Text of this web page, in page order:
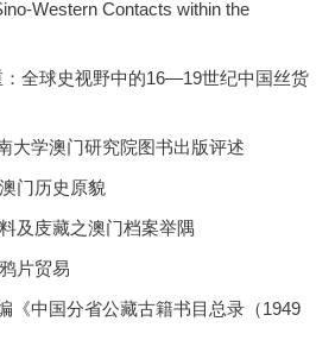
Western Contacts within the
全球史视野中的16—19世纪中国丝货
大学澳门研究院图书出版评述
门历史原貌
及庋藏之澳门档案举隅
片贸易
《中国分省公藏古籍书目总录（1949